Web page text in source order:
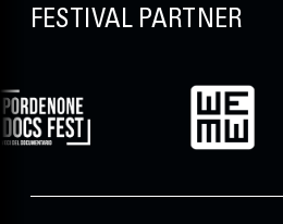
FESTIVAL PARTNER